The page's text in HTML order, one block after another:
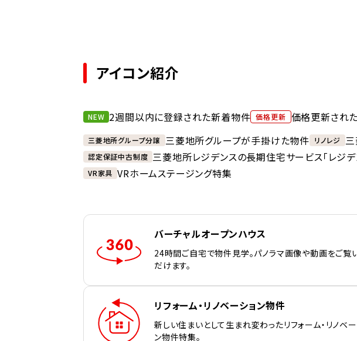
アイコン紹介
NEW 2週間以内に登録された新着物件 価格更新 価格更新され
三菱地所グループ分譲 三菱地所グループが手掛けた物件 リノレジ
認定保証中古制度 三菱地所レジデンスの長期住宅サービス「レジ
VR家具 VRホームステージング特集
バーチャルオープンハウス
24時間ご自宅で物件見学。パノラマ画像や動画をご覧
だけます。
リフォーム・リノベーション物件
新しい住まいとして生まれ変わったリフォーム・リノベ
ン物件特集。